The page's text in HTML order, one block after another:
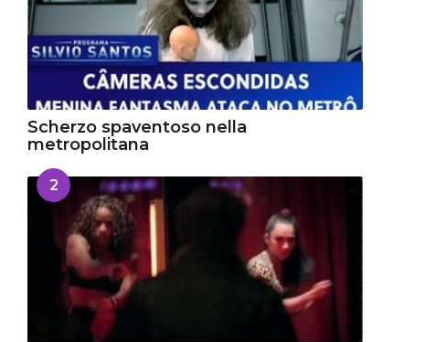
Scherzo spaventoso nella
metropolitana
2